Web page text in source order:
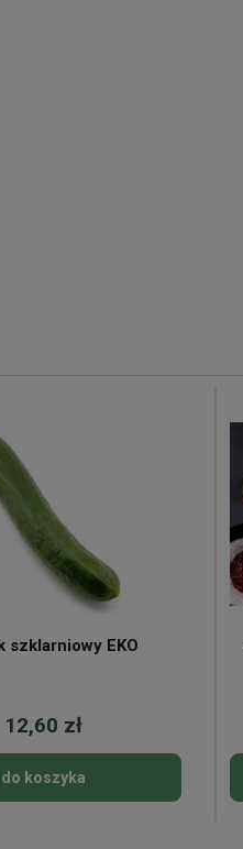
szklarniowy EKO
12,60 zł
do koszyka